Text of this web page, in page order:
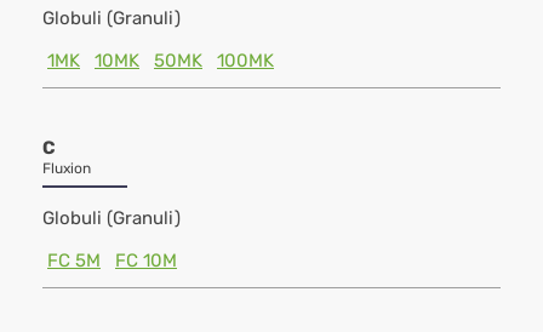
Globuli (Granuli)
1MK
10MK 50MK 100MK
C
Fluxion
Globuli (Granuli)
FC 5M
FC 10M